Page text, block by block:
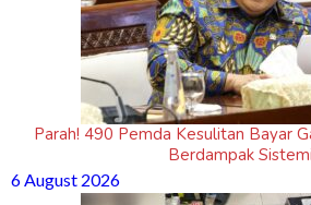
Parah! 490 Pemda Kesulitan Bayar
Berdampak
6 August 2026